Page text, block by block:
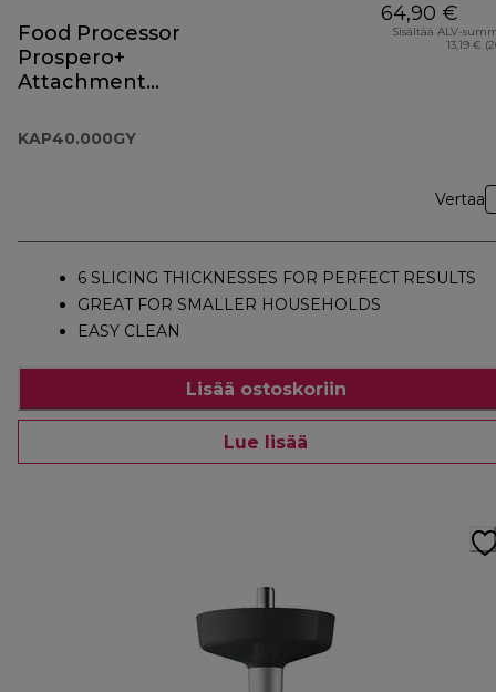
Food Processor
Prospero+
Attachment
KAP40.000GY
64,90 €
Sisältää ALV-
13,19 €
Vertaa
6 SLICING THICKNESSES FOR PERFECT RESULTS
GREAT FOR SMALLER HOUSEHOLDS
EASY CLEAN
Lisää ostoskoriin
Lue lisää